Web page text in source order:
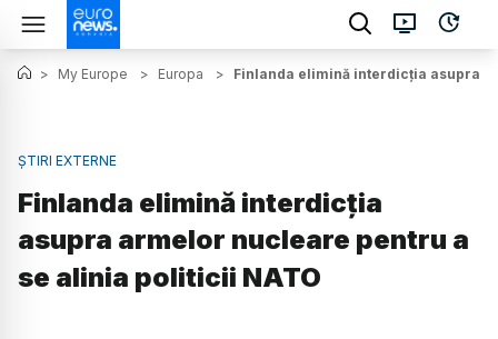
> My Europe > Europa > Finlanda elimină interdicția asupra
ȘTIRI EXTERNE
Finlanda elimină interdicția
asupra armelor nucleare pentru a
se alinia politicii NATO